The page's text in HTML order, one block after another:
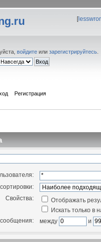
[
войдите или зарегистрируйтесь
Регистрация
Свойства:
Отображать
Искать только в
между и